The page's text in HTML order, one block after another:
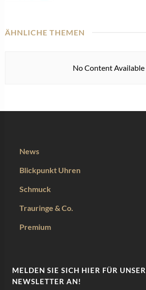
ÄHNLICHE THEMEN
No Content Available
News
Blickpunkt Uhren
Schmuck
Trauringe & Co.
Premium
MELDEN SIE SICH HIER FÜR
NEWSLETTER AN!